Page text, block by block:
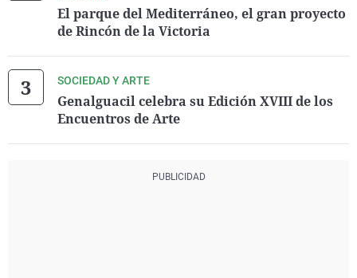
El parque del Mediterráneo, el gran proyecto
de Rincón de la Victoria
SOCIEDAD Y ARTE
Genalguacil celebra su Edición XVIII de los
Encuentros de Arte